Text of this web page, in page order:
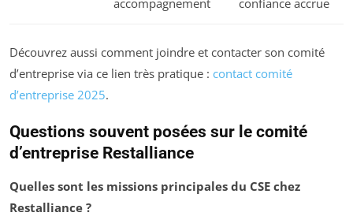
Découvrez aussi comment joindre et contacter son comité
d’entreprise via ce lien très pratique : contact comité
d’entreprise 2025.
Questions souvent posées sur le comité
d’entreprise Restalliance
Quelles sont les missions principales du CSE chez
Restalliance ?